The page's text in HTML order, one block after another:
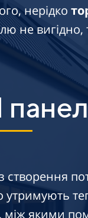
нерідко
не
створення
між якими